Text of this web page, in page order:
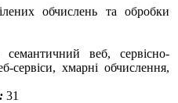
обчислень та обробки
семантичний веб, cервісно-
сервіси, хмарні обчислення,
31